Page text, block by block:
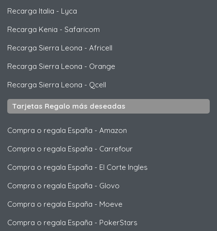
Recarga Italia - Lyca
Recarga Kenia - Safaricom
Recarga Sierra Leona - Africell
Recarga Sierra Leona - Orange
Recarga Sierra Leona - Qcell
Tarjetas Regalo más deseadas
Compra o regala España - Amazon
Compra o regala España - Carrefour
Compra o regala España - El Corte Ingles
Compra o regala España - Glovo
Compra o regala España - Moeve
Compra o regala España - PokerStars